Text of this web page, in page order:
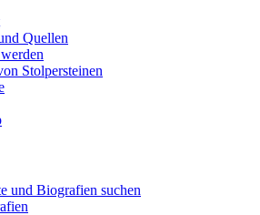
Quellen
Stolpersteinen
und Biografien suchen